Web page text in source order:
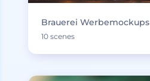
Brauerei Werbemockups
10 scenes